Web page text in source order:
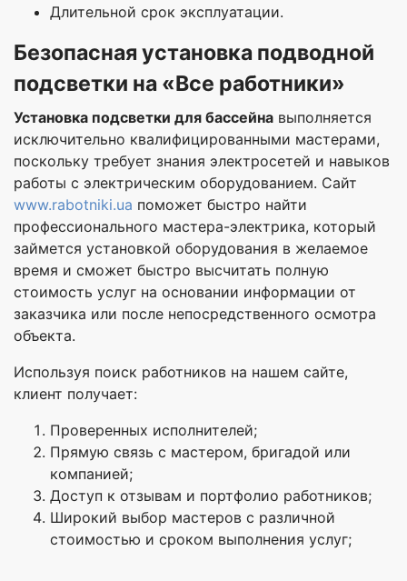
Длительной срок эксплуатации.
Безопасная установка подводной
подсветки на «Все работники»
Установка подсветки для бассейна выполняется
исключительно квалифицированными мастерами,
поскольку требует знания электросетей и навыков
работы с электрическим оборудованием. Сайт
www.rabotniki.ua поможет быстро найти
профессионального мастера-электрика, который
займется установкой оборудования в желаемое
время и сможет быстро высчитать полную
стоимость услуг на основании информации от
заказчика или после непосредственного осмотра
объекта.
Используя поиск работников на нашем сайте,
клиент получает:
Проверенных исполнителей;
Прямую связь с мастером, бригадой или
компанией;
Доступ к отзывам и портфолио работников;
Широкий выбор мастеров с различной
стоимостью и сроком выполнения услуг;